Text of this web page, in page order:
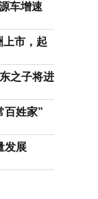
车增速
市，起
之子将进
百姓家”
发展